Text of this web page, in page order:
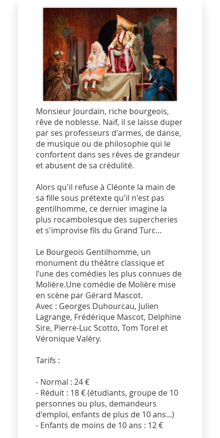
Monsieur Jourdain, riche bourgeois,
rêve de noblesse. Naïf, il se laisse duper
par ses professeurs d'armes, de danse,
de musique ou de philosophie qui le
confortent dans ses rêves de grandeur
et abusent de sa crédulité.
Alors qu'il refuse à Cléonte la main de
sa fille sous prétexte qu'il n'est pas
gentilhomme, ce dernier imagine la
plus rocambolesque des supercheries
et s'improvise fils du Grand Turc...
Le Bourgeois Gentilhomme, un
monument du théâtre classique et
l’une des comédies les plus connues de
Molière.Une comédie de Molière mise
en scène par Gérard Mascot.
Avec : Georges Duhourcau, Julien
Lagrange, Frédérique Mascot, Delphine
Sire, Pierre-Luc Scotto, Tom Torel et
Véronique Valéry.
Tarifs :
- Normal : 24 €
- Réduit : 18 € (étudiants, groupe de 10
personnes ou plus, demandeurs
d'emploi, enfants de plus de 10 ans...)
- Enfants de moins de 10 ans : 12 €